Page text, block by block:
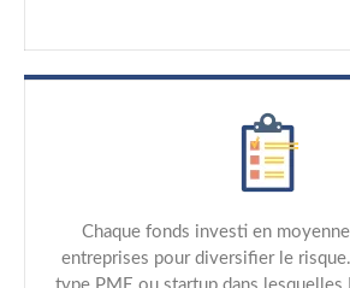
Chaque fonds investi en
entreprises pour diversifier le